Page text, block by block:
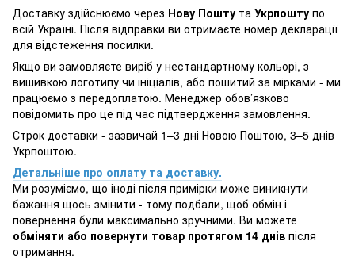
Доставку здійснюємо через Нову Пошту та Укрпошту по
всій Україні. Після відправки ви отримаєте номер декларації
для відстеження посилки.
Якщо ви замовляєте виріб у нестандартному кольорі, з
вишивкою логотипу чи ініціалів, або пошитий за мірками - ми
працюємо з передоплатою. Менеджер обов’язково
повідомить про це під час підтвердження замовлення.
Строк доставки - зазвичай 1–3 дні Новою Поштою, 3–5 днів
Укрпоштою.
Детальніше про оплату та доставку.
Ми розуміємо, що іноді після примірки може виникнути
бажання щось змінити - тому подбали, щоб обмін і
повернення були максимально зручними. Ви можете
обміняти або повернути товар протягом 14 днів після
отримання.